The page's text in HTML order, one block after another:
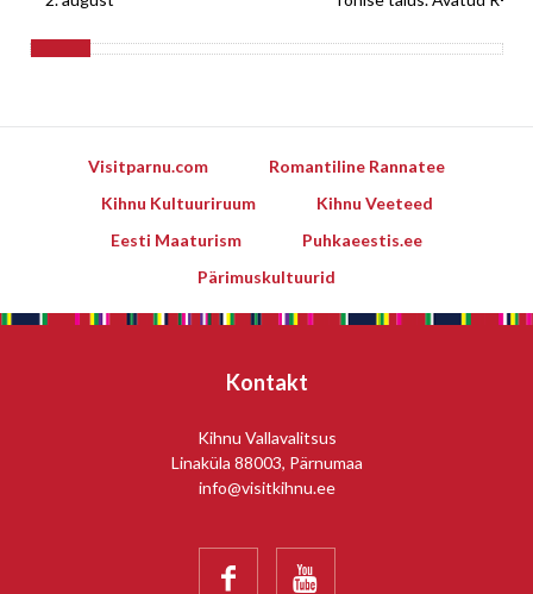
Visitparnu.com
Romantiline Rannatee
Kihnu Kultuuriruum
Kihnu Veeteed
Eesti Maaturism
Puhkaeestis.ee
Pärimuskultuurid
Kontakt
Kihnu Vallavalitsus
Linaküla 88003, Pärnumaa
info@visitkihnu.ee
 